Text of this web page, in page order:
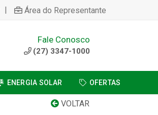
| Área do Representante
Fale Conosco
(27) 3347-1000
ENERGIA SOLAR OFERTAS
VOLTAR